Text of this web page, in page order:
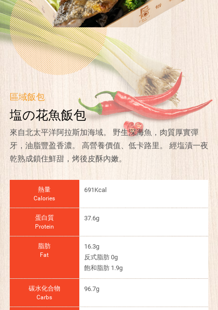
區域飯包
塩の花魚飯包
來自北太平洋阿拉斯加海域。 野生深海魚，肉質厚實彈
牙，油脂豐盈香濃。 高營養價值、低卡路里。 經塩漬一夜
乾熟成鎖住鮮甜，烤後皮酥內嫩。
熱量
Calories
691Kcal
蛋白質
Protein
37.6g
脂肪
Fat
16.3g
反式脂肪 0g
飽和脂肪 1.9g
碳水化合物
Carbs
96.7g